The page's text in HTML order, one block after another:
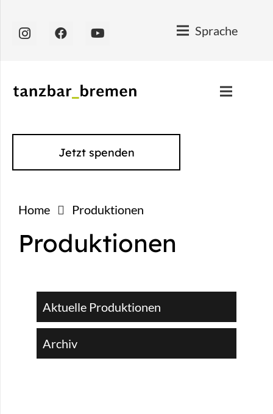
Sprache
Jetzt spenden
Home Produktionen
Produktionen
Aktuelle Produktionen
Archiv